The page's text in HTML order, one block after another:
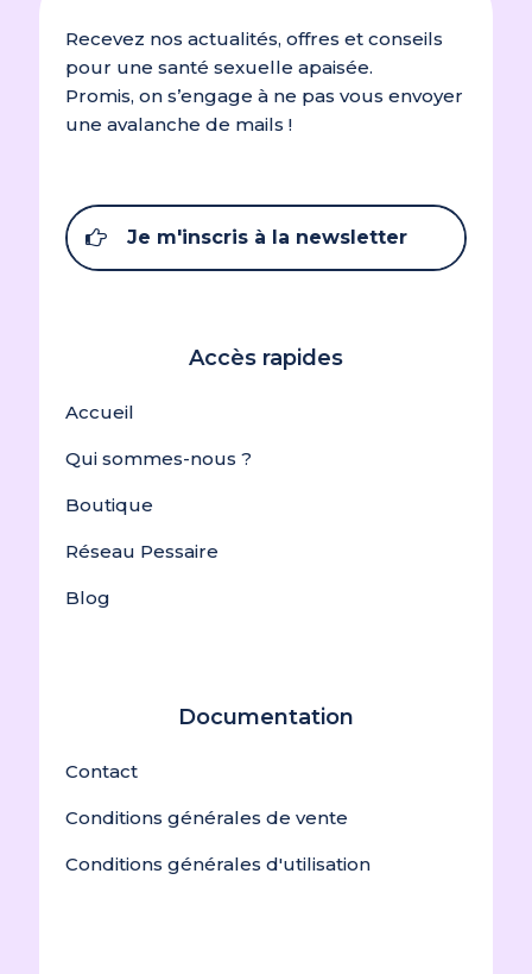
Recevez nos actualités, offres et conseils
pour une santé sexuelle apaisée.
Promis, on s’engage à ne pas vous envoyer
une avalanche de mails !
Je m'inscris à la newsletter
Accès rapides
Accueil
Qui sommes-nous ?
Boutique
Réseau Pessaire
Blog
Documentation
Contact
Conditions générales de vente
Conditions générales d'utilisation